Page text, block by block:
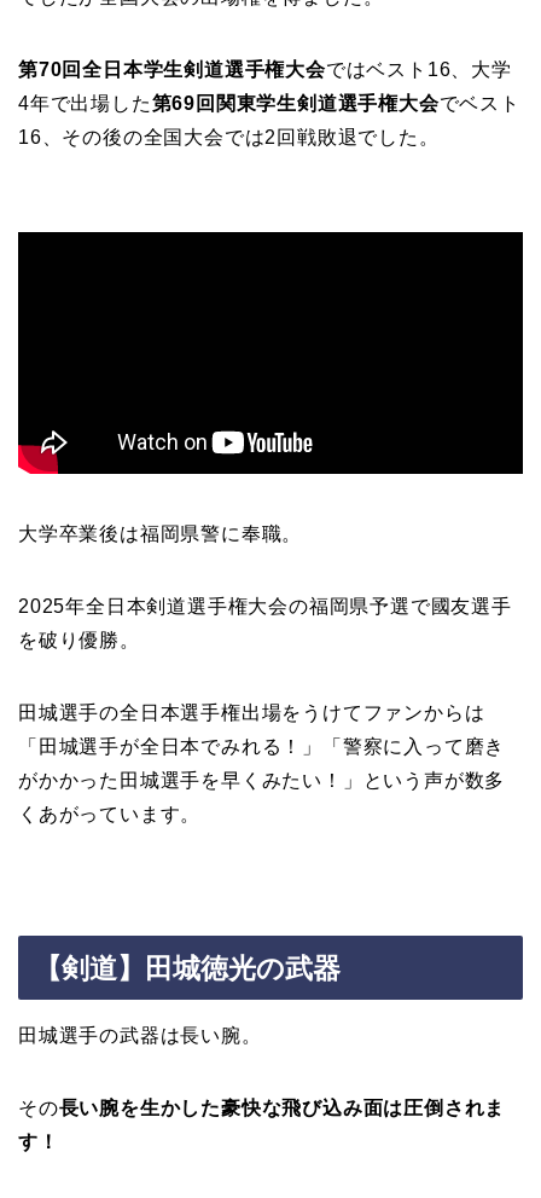
第70回全日本学生剣道選手権大会ではベスト16、大学
4年で出場した第69回関東学生剣道選手権大会でベスト
16、その後の全国大会では2回戦敗退でした。
大学卒業後は福岡県警に奉職。
2025年全日本剣道選手権大会の福岡県予選で國友選手
を破り優勝。
田城選手の全日本選手権出場をうけてファンからは
「田城選手が全日本でみれる！」「警察に入って磨き
がかかった田城選手を早くみたい！」という声が数多
くあがっています。
【剣道】田城徳光の武器
田城選手の武器は長い腕。
その長い腕を生かした豪快な飛び込み面は圧倒されま
す！